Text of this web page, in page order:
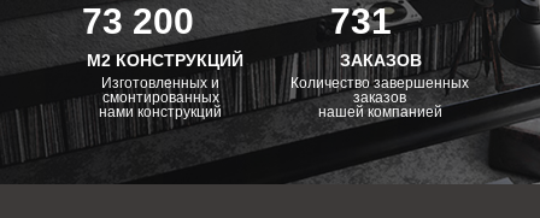
73 200
М2 КОНСТРУКЦИЙ
Изготовленных и
смонтированных
нами конструкций
731
ЗАКАЗОВ
Количество завершенных
заказов
нашей компанией